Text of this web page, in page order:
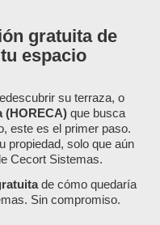
gratuita de
espacio
su terraza, o
(HORECA)que busca
este es el primer paso.
propiedad, solo que aún
Cecort Sistemas.
de cómo quedaría
Sin compromiso.